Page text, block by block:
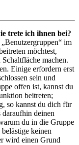
trete ich ihnen bei?
im
möchtest,
machen.
Einige erfordern erst
sein und
offen ist, kannst du
beitreten;
so kannst du dich für
deinen
du in die Gruppe
keinen
wird einen Grund